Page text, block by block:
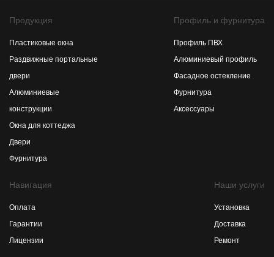
Продукция
Пластиковые окна
Раздвижные портальные
двери
Алюминиевые
конструкции
Окна для коттеджа
Двери
Фурнитура
Профиль и фурнитура
Профиль ПВХ
Алюминиевый профиль
Фасадное остекление
Фурнитура
Аксессуары
Навигация
Оплата
Гарантии
Лицензии
Наши услуги
Установка
Доставка
Ремонт